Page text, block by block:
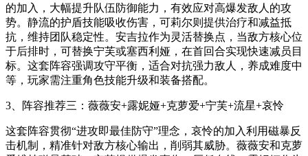
的加入，大幅提升队伍防御能力，有效应对高爆发敌人的攻
势。静流的护盾技能吸收伤害，可莉尔则提供治疗和减益抵
抗，维持团队稳定性。安吉拉作为灵活替换点，当敌方核心位
于后排时，可替换宁芙或塞西利娅，在首回合实现快速减员目
标。这套阵容强调攻守平衡，适合对抗强力敌人，养成难度中
等，玩家需注重角色技能升级和装备搭配。
3、阵容推荐三：薇薇安+露妮娅+克萝爱+宁芙+流星+哀怜
这套阵容贯彻“进攻即最佳防守”理念，哀怜的加入利用磁暴反
击机制，精准针对敌方核心输出，削弱其威胁。薇薇安和克萝